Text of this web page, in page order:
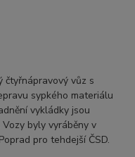
čtyřnápravový vůz s
sypkého materiálu
vykládky jsou
byly vyráběny v
pro tehdejší ČSD.